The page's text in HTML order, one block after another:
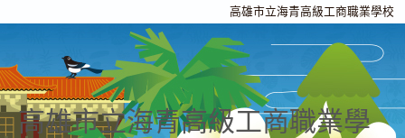
高雄市立海青高級工商職業學校
高雄市立海青高級工商職業學